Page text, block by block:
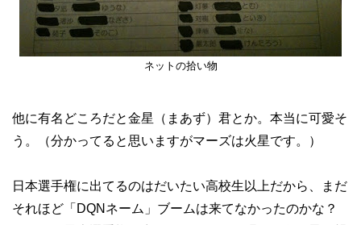
ネットの拾い物
他に有名どころだと金星（まあず）君とか。本当に可愛そ
う。（分かってると思いますがマーズは火星です。）
日本選手権に出てるのはだいたい高校生以上だから、まだ
それほど「DQNネーム」ブームは来てなかったのかな？